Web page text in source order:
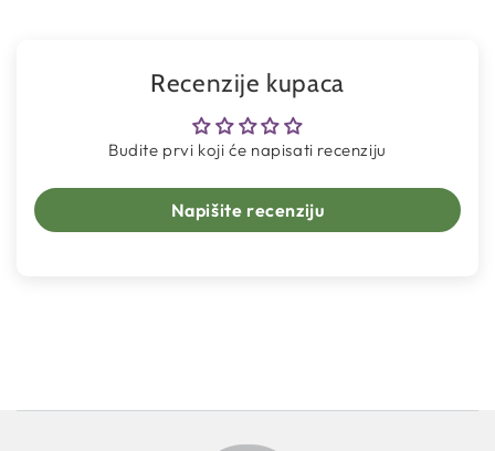
Recenzije kupaca
Budite prvi koji će napisati recenziju
Napišite recenziju